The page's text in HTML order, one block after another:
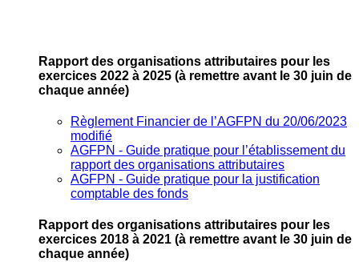
Rapport des organisations attributaires pour les
exercices 2022 à 2025 (à remettre avant le 30 juin de
chaque année)
Règlement Financier de l’AGFPN du 20/06/2023
modifié
AGFPN ‐ Guide pratique pour l’établissement du
rapport des organisations attributaires
AGFPN ‐ Guide pratique pour la justification
comptable des fonds
Rapport des organisations attributaires pour les
exercices 2018 à 2021 (à remettre avant le 30 juin de
chaque année)